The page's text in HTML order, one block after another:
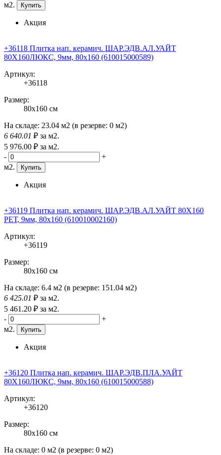
м2.
Купить
Акция
+36118 Плитка нап. керамич. ШАР.ЭДВ.АЛ.УАЙТ
80X160ЛЮКС, 9мм, 80x160 (610015000589)
Артикул:
+36118
Размер:
80x160 см
На складе: 23.04 м2 (в резерве: 0 м2)
6 640.01 ₽ за м2.
5 976.00 ₽ за м2.
-
+
м2.
Купить
Акция
+36119 Плитка нап. керамич. ШАР.ЭДВ.АЛ.УАЙТ 80X160
РЕТ, 9мм, 80x160 (610010002160)
Артикул:
+36119
Размер:
80x160 см
На складе: 6.4 м2 (в резерве: 151.04 м2)
6 425.01 ₽ за м2.
5 461 .20 ₽ за м2.
-
+
м2.
Купить
Акция
+36120 Плитка нап. керамич. ШАР.ЭДВ.ПЛА.УАЙТ
80X160ЛЮКС, 9мм, 80x160 (610015000588)
Артикул:
+36120
Размер:
80x160 см
На складе: 0 м2 (в резерве: 0 м2)